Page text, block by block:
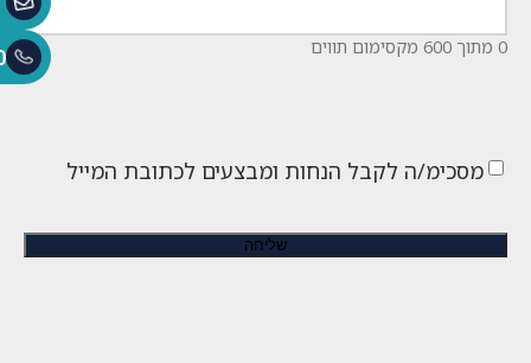
0 מתוך 600 מקסימום תווים
מסכימ/ה לקבל הנחות ומבצעים לכתובת המייל